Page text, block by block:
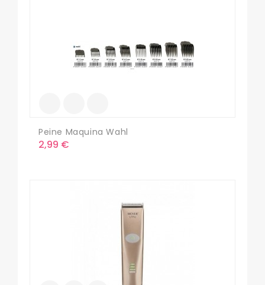
Peine Maquina Wahl
Precio
2,99 €